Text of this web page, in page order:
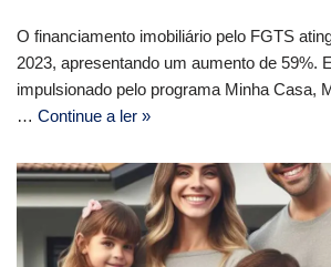
O financiamento imobiliário pelo FGTS
2023, apresentando um aumento de 59%.
impulsionado pelo programa Minha Casa,
… Continue a ler »